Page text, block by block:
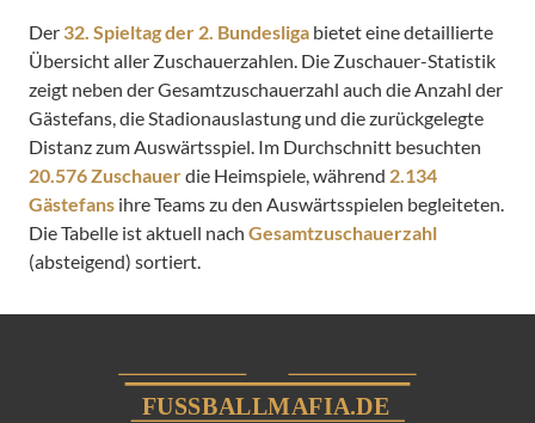
Der 32. Spieltag der 2. Bundesliga bietet eine detaillierte
Übersicht aller Zuschauerzahlen. Die Zuschauer-Statistik
zeigt neben der Gesamtzuschauerzahl auch die Anzahl der
Gästefans, die Stadionauslastung und die zurückgelegte
Distanz zum Auswärtsspiel. Im Durchschnitt besuchten
20.576 Zuschauerdie Heimspiele, während 2.134
Gästefans ihre Teams zu den Auswärtsspielen begleiteten.
Die Tabelle ist aktuell nach Gesamtzuschauerzahl
(absteigend) sortiert.